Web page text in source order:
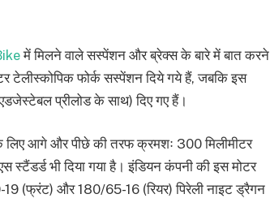
में मिलने वाले सस्पेंशन और ब्रेक्स के बारे में बात करने
टेलीस्कोपिक फोर्क सस्पेंशन दिये गये हैं, जबकि इस
प्रीलोड के साथ) दिए गए हैं।
आगे और पीछे की तरफ क्रमशः 300 मिलीमीटर
भी दिया गया है। इंडियन कंपनी की इस मोटर
19 (फ्रंट) और 180/65-16 (रियर) पिरेली नाइट ड्रैगन